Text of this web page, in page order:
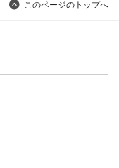
このページのトップへ